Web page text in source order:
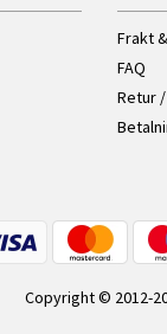
Frakt
FAQ
Retur
Copyright © 2012-